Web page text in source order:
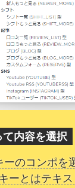
内容を選択
ーのコンポを
ーとはテキ